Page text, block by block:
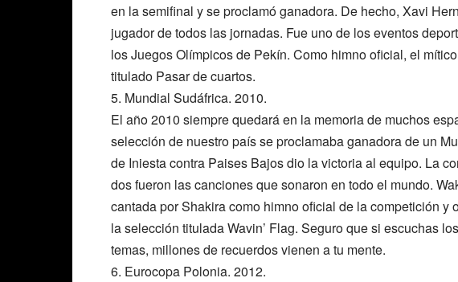
en la semifinal y se proclamó ganadora. De hecho, Xavi
jugador de todos las jornadas. Fue uno de los eventos
los Juegos Olímpicos de Pekín. Como himno oficial, el
titulado Pasar de cuartos.
5. Mundial Sudáfrica. 2010.
El año 2010 siempre quedará en la memoria de muchos
selección de nuestro país se proclamaba ganadora de un
de Iniesta contra Paises Bajos dio la victoria al equipo. La
dos fueron las canciones que sonaron en todo el mundo.
cantada por Shakira como himno oficial de la competición y
la selección titulada Wavin’ Flag. Seguro que si escuchas
temas, millones de recuerdos vienen a tu mente.
6. Eurocopa Polonia. 2012.